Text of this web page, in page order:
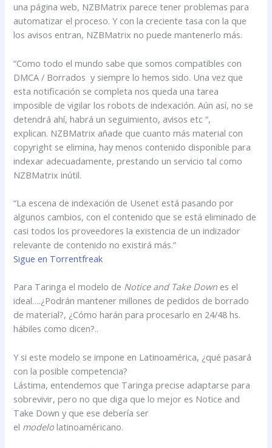
una página web, NZBMatrix parece tener problemas para
automatizar el proceso. Y con la creciente tasa con la que
los avisos entran, NZBMatrix no puede mantenerlo más.
“Como todo el mundo sabe que somos compatibles con
DMCA / Borrados y siempre lo hemos sido. Una vez que
esta notificación se completa nos queda una tarea
imposible de vigilar los robots de indexación. Aún así, no se
detendrá ahí, habrá un seguimiento, avisos etc “,
explican. NZBMatrix añade que cuanto más material con
copyright se elimina, hay menos contenido disponible para
indexar adecuadamente, prestando un servicio tal como
NZBMatrix inútil.
“La escena de indexación de Usenet está pasando por
algunos cambios, con el contenido que se está eliminado de
casi todos los proveedores la existencia de un indizador
relevante de contenido no existirá más.”
Sigue en Torrentfreak
Para Taringa el modelo de Notice and Take Down es el
ideal….¿Podrán mantener millones de pedidos de borrado
de material?, ¿Cómo harán para procesarlo en 24/48 hs.
hábiles como dicen?..
Y si este modelo se impone en Latinoamérica, ¿qué pasará
con la posible competencia?
Lástima, entendemos que Taringa precise adaptarse para
sobrevivir, pero no que diga que lo mejor es Notice and
Take Down y que ese debería ser
el modelo latinoaméricano.